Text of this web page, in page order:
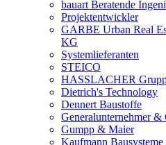
bauart Beratende
Projektentwickler
GARBE Urban Real
KG
Systemlieferanten
STEICO
HASSLACHER
Dietrich's Technology
Dennert Baustoffe
Generalunternehmer &
Gumpp & Maier
Kaufmann Bausysteme